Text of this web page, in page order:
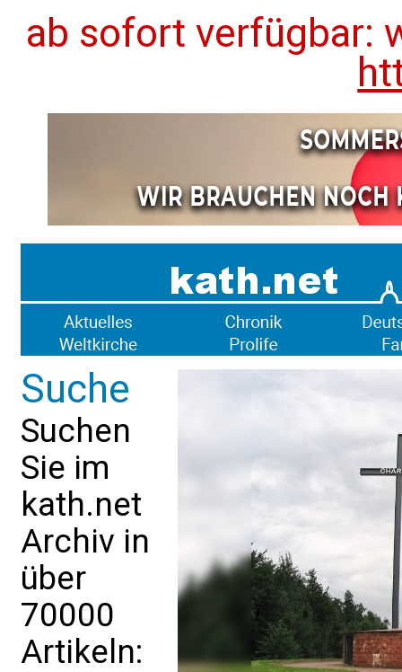
ab sofort verfügbar:
Suche
Suchen
Sie im
kath.net
Archiv in
über
70000
Artikeln: